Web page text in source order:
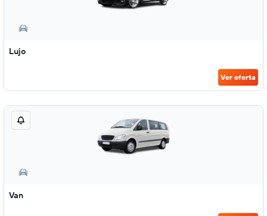
Lujo
Ver oferta
Van